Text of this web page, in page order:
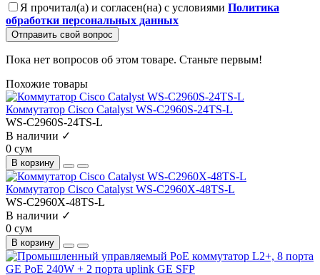
Я прочитал(а) и согласен(на) с условиями Политика
обработки персональных данных
Отправить свой вопрос
Пока нет вопросов об этом товаре. Станьте первым!
Похожие товары
Коммутатор Cisco Catalyst WS-C2960S-24TS-L
WS-C2960S-24TS-L
В наличии ✓
0 сум
В корзину
Коммутатор Cisco Catalyst WS-C2960X-48TS-L
WS-C2960X-48TS-L
В наличии ✓
0 сум
В корзину